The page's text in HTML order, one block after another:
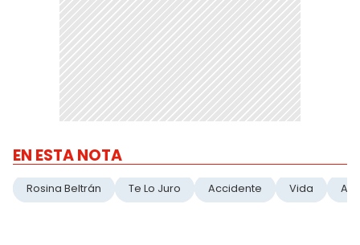
EN ESTA NOTA
Rosina Beltrán Te Lo Juro Accidente Vida